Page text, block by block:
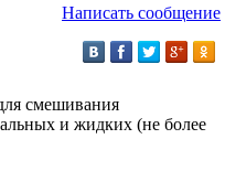
Написать сообщение
смешивания
и жидких (не более